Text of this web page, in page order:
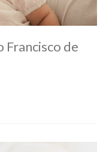
Francisco de